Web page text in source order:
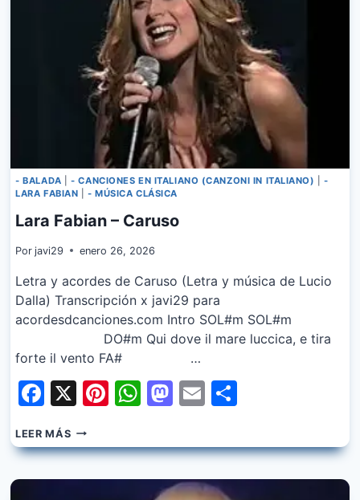
- BALADA |- CANCIONES EN ITALIANO (CANZONI IN ITALIANO) |-
LARA FABIAN |- MÚSICA CLÁSICA
Lara Fabian – Caruso
Por javi29 enero 26, 2026
Letra y acordes de Caruso (Letra y música de Lucio
Dalla) Transcripción x javi29 para
acordesdcanciones.com Intro SOL#m SOL#m
DO#m Qui dove il mare luccica, e tira
forte il vento FA# …
Facebook
X Pinterest
WhatsApp
Mastodon
Email
LEER MÁSLARA
FABIAN
–